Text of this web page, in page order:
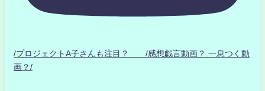
/プロジェクトA子さんも注目？ /感想戯言動画？.一息つく動
画？/